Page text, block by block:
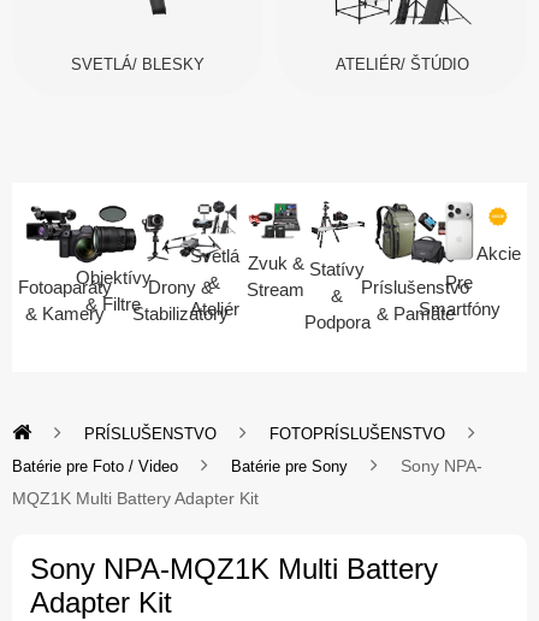
SVETLÁ/ BLESKY ATELIÉR/ ŠTÚDIO
Fotoaparáty
& Kamery
Objektívy
& Filtre
Drony &
Stabilizátory
Svetlá
&
Ateliér
Zvuk &
Stream
Statívy
&
Podpora
Príslušenstvo
& Pamäte
Pre
Smartfóny
Akcie
PRÍSLUŠENSTVO
FOTOPRÍSLUŠENSTVO
Batérie pre Foto / Video
Batérie pre Sony
Sony NPA-
MQZ1K Multi Battery Adapter Kit
Sony NPA-MQZ1K Multi Battery
Adapter Kit